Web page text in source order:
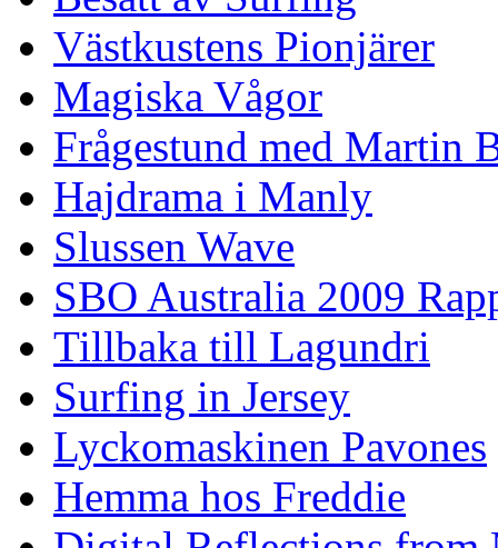
Västkustens Pionjärer
Magiska Vågor
Frågestund med Martin
Hajdrama i Manly
Slussen Wave
SBO Australia 2009
Tillbaka till Lagundri
Surfing in Jersey
Lyckomaskinen Pavones
Hemma hos Freddie